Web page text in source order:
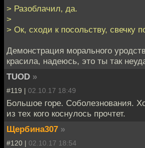
> Разоблачил, да.
>
> Ок, сходи к посольству, свечку
Демонстрация морального
красила, надеюсь, это ты так
TUOD »
#119 | 02.10.17 18:49
Большое горе. Соболезнования.
из тех кого коснулось прочтет.
Щербина307 »
#120 | 02.10.17 18:54